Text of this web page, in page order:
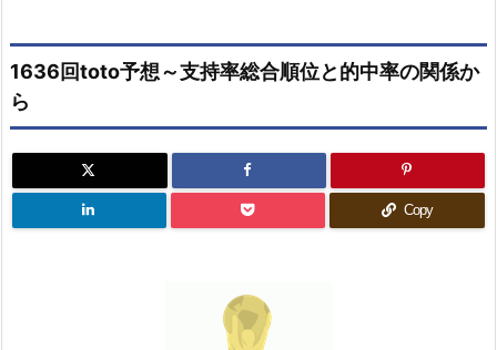
1636回toto予想～支持率総合順位と的中率の関係か
ら
Copy